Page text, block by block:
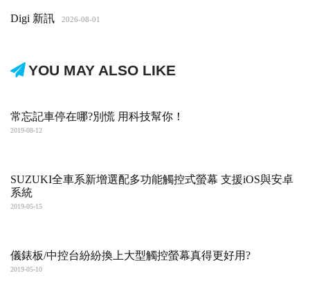
Digi 新訊 2026-08-01
YOU MAY ALSO LIKE
常忘記車停在哪?別慌 用科技幫你！
2019-08-12
SUZUKI全車系新增選配多功能觸控式螢幕 支援iOS與安卓
系統
2019-05-15
儀錶板/中控台紛紛換上大型觸控螢幕真得更好用?
2019-05-10